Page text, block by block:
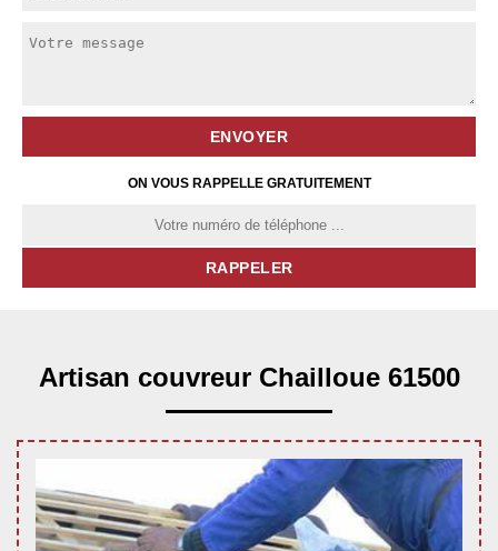
ON VOUS RAPPELLE GRATUITEMENT
Artisan couvreur Chailloue 61500